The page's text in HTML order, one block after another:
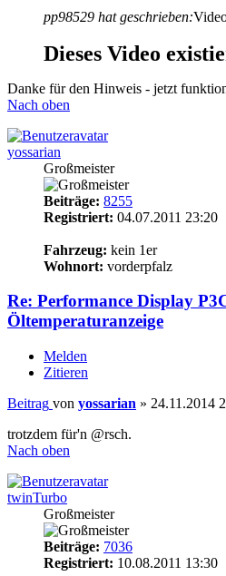
pp98529 hat geschrieben:
Dieses Video
Danke für den Hinweis - jetzt
Nach oben
yossarian
Großmeister
Beiträge: 8255
Registriert: 04.07.2011 23:20
Fahrzeug: kein 1er
Wohnort: vorderpfalz
Re: Performance Display
Öltemperaturanzeige
Melden
Zitieren
Beitrag von yossarian » 24.11.2014
trotzdem für'n @rsch.
Nach oben
twinTurbo
Großmeister
Beiträge: 7036
Registriert: 10.08.2011 13:30